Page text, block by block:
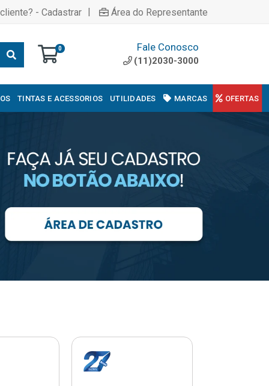
- Cadastrar | Área do Representante
0 Fale Conosco
(11)2030-3000
TINTAS E ACESSORIOS UTILIDADES MARCAS OFERTAS